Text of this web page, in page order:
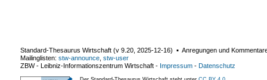
Standard-Thesaurus Wirtschaft (v 9.20 2025-12-16) ▪ Anregungen und
Mailinglisten: stw-announce stw-user
ZBW - Leibniz-Informationszentrum Wirtschaft - Impressum - Datenschutz